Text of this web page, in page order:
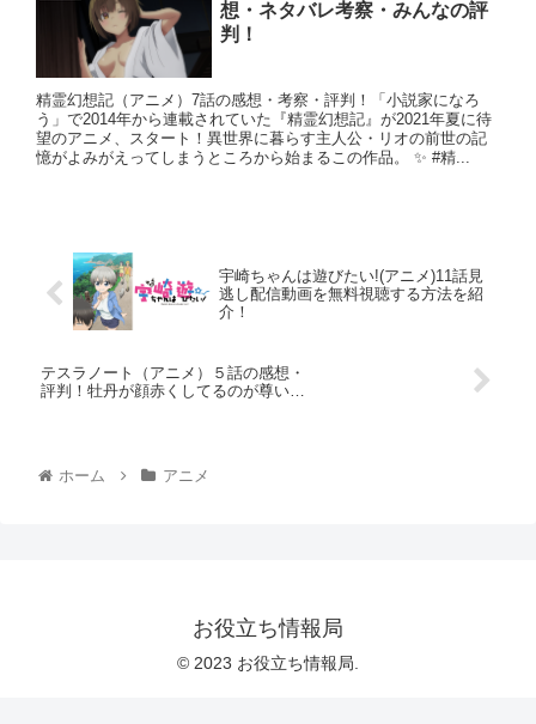
想・ネタバレ考察・みんなの評
判！
精霊幻想記（アニメ）7話の感想・考察・評判！「小説家になろ
う」で2014年から連載されていた『精霊幻想記』が2021年夏に待
望のアニメ、スタート！異世界に暮らす主人公・リオの前世の記
憶がよみがえってしまうところから始まるこの作品。 ✨ #精...
宇崎ちゃんは遊びたい!(アニメ)11話見
逃し配信動画を無料視聴する方法を紹
介！
テスラノート（アニメ）５話の感想・
評判！牡丹が顔赤くしてるのが尊い…
ホーム アニメ
お役立ち情報局
© 2023 お役立ち情報局.